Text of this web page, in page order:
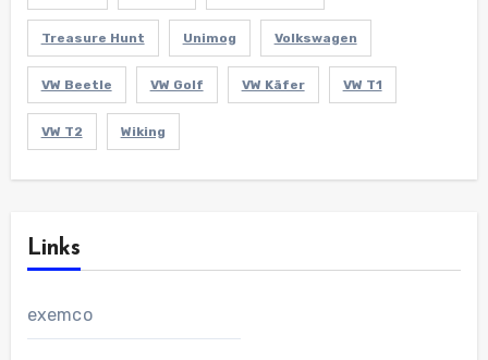
Treasure Hunt Unimog Volkswagen
VW Beetle VW Golf VW Käfer VW T1
VW T2 Wiking
Links
exemco